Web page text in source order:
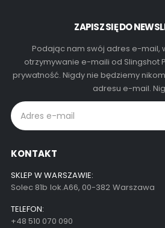
ZAPISZ SIĘ DO
Podając nam swój adres e-mail,
otrzymywanie e-maili od Slingshot
prywatność. Nigdy nie będziemy
adresu e-mail.
KONTAKT
SKLEP W WARSZAWIE:
Solec 81b lok.A66, 00-382 Warszawa
TELEFON:
+48 510 070 090